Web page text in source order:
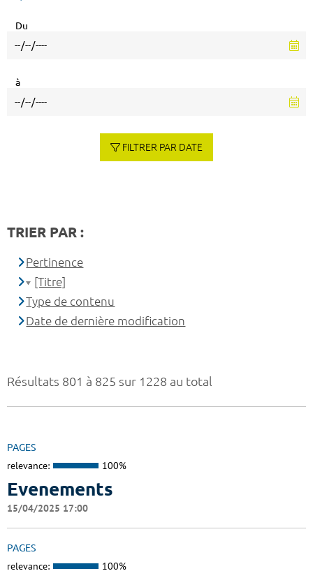
Résultats 801 à 825 sur 1228 au total
PAGES
relevance: 100%
Evenements
15/04/2025 17:00
PAGES
relevance: 100%
Du
à
FILTRER PAR DATE
TRIER PAR :
Pertinence
[Titre]
Type de contenu
Date de dernière modification